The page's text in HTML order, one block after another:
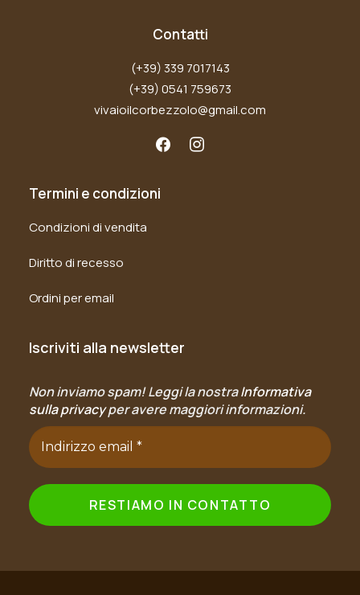
Contatti
(+39) 339 7017143
(+39) 0541 759673
vivaioilcorbezzolo@gmail.com
Termini e condizioni
Condizioni di vendita
Diritto di recesso
Ordini per email
Iscriviti alla newsletter
Non inviamo spam! Leggi la nostraInformativa
sulla privacyper avere maggiori informazioni.